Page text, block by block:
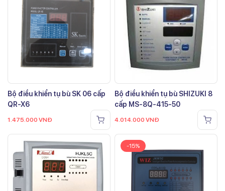
Bộ điều khiển tụ bù SK 06 cấp
QR-X6
1.475.000 VNĐ
Bộ điều khiển tụ bù SHIZUKI 8
cấp MS-8Q-415-50
4.014.000 VNĐ
-15%